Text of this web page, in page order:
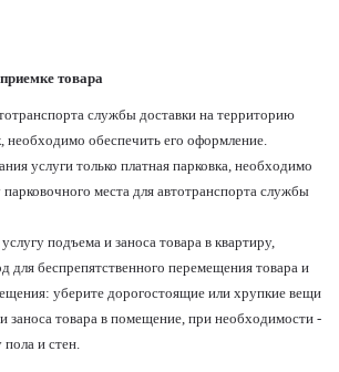
товара
службы доставки на территорию
необходимо обеспечить его оформление.
услуги только платная парковка, необходимо
парковочного места для автотранспорта службы
подъема и заноса товара в квартиру,
для беспрепятственного перемещения товара и
уберите дорогостоящие или хрупкие вещи
заноса товара в помещение, при необходимости -
пола и стен.